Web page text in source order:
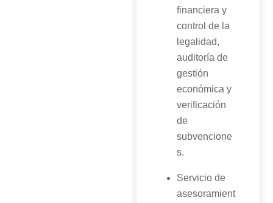
financiera y
control de la
legalidad,
auditoría de
gestión
económica y
verificación
de
subvencione
s.
Servicio de
asesoramient